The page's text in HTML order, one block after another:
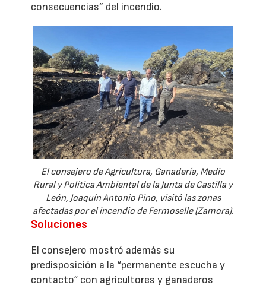
consecuencias” del incendio.
El consejero de Agricultura, Ganadería, Medio
Rural y Política Ambiental de la Junta de Castilla y
León, Joaquín Antonio Pino, visitó las zonas
afectadas por el incendio de Fermoselle (Zamora).
Soluciones
El consejero mostró además su
predisposición a la “permanente escucha y
contacto“ con agricultores y ganaderos